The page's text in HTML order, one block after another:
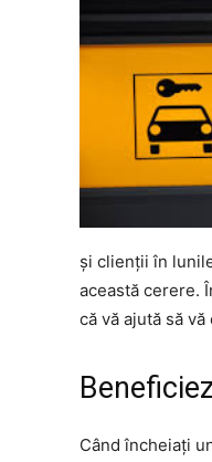
și clienții în
această cerere.
că vă ajută să
Când încheiați